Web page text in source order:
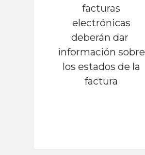
facturas
electrónicas
deberán dar
información sobre
los estados de la
factura